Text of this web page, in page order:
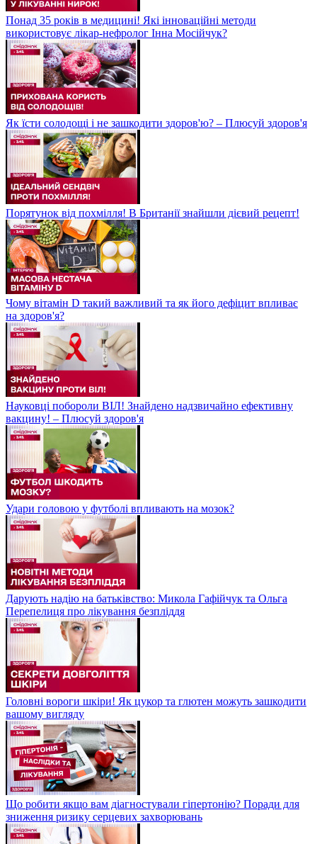
Понад 35 років в медицині! Які інноваційні методи
використовує лікар-нефролог Інна Мосійчук?
Як їсти солодощі і не зашкодити здоров'ю? – Плюсуй здоров'я
Порятунок від похмілля! В Британії знайшли дієвий рецепт!
Чому вітамін D такий важливий та як його дефіцит впливає
на здоров'я?
Науковці побороли ВІЛ! Знайдено надзвичайно ефективну
вакцину! – Плюсуй здоров'я
Удари головою у футболі впливають на мозок?
Дарують надію на батьківство: Микола Гафійчук та Ольга
Перепелиця про лікування безпліддя
Головні вороги шкіри! Як цукор та глютен можуть зашкодити
вашому вигляду
Що робити якщо вам діагностували гіпертонію? Поради для
зниження ризику серцевих захворювань